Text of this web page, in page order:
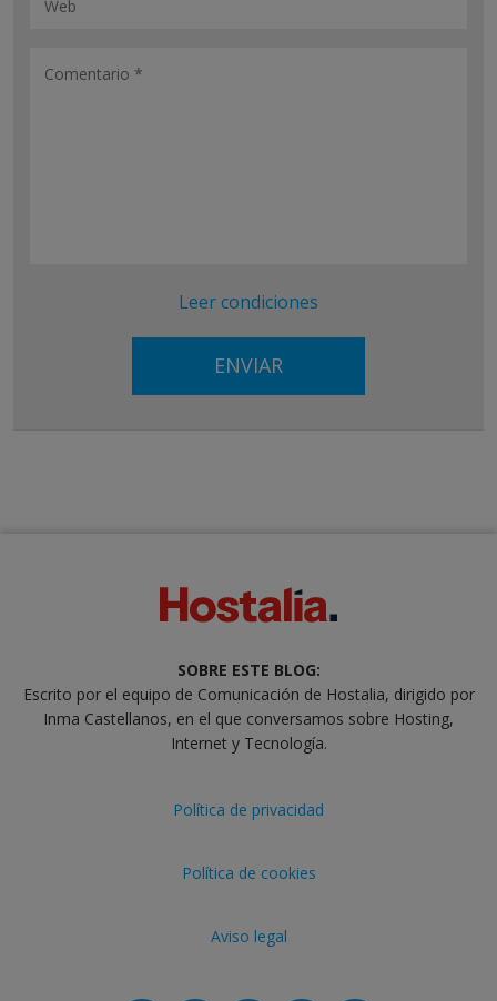
Leer condiciones
SOBRE ESTE BLOG:
Escrito por el equipo de Comunicación de Hostalia, dirigido por
Inma Castellanos, en el que conversamos sobre Hosting,
Internet y Tecnología.
Política de privacidad
Política de cookies
Aviso legal